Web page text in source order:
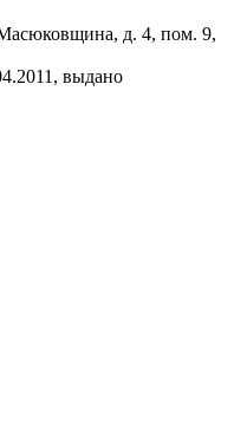
д. 4, пом. 9,
выдано